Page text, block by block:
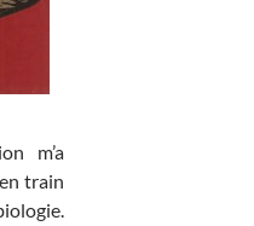
m’a
train